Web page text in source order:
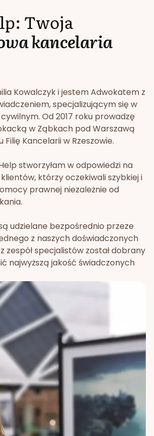
Twoja
kancelaria
Kowalczyk i jestem Adwokatem z
specjalizującym się w
Od 2017 roku prowadzę
w Ząbkach pod Warszawą
Filię Kancelarii w Rzeszowie.
stworzyłam w odpowiedzi na
którzy oczekiwali szybkiej i
prawnej niezależnie od
udzielane bezpośrednio przeze
z naszych doświadczonych
zespół specjalistów został dobrany
najwyższą jakość świadczonych